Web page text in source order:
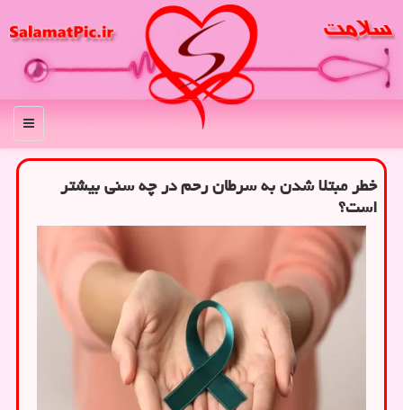
منو
خطر مبتلا شدن به سرطان رحم در چه سنی بیشتر
است؟